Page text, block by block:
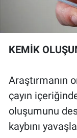
KEMİK
Araştırmanın
çayın
oluşumunu
kaybını